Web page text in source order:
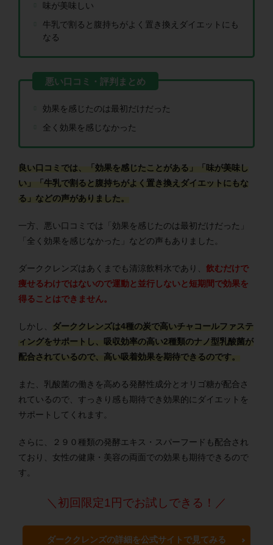
味が美味しい
牛乳で割ると腹持ちがよく置き換えダイエットにも
なる
効果を感じたのは最初だけだった
全く効果を感じなかった
良い口コミでは、「効果を感じたことがある」「味が美味し
い」「牛乳で割ると腹持ちがよく置き換えダイエットにもな
る」などの声がありました。
一方、悪い口コミでは「効果を感じたのは最初だけだった」
「全く効果を感じなかった」などの声もありました。
ダーククレンズはあくまでも清涼飲料水であり、 飲むだけで
痩せるわけではないので運動と並行しないと短期間で効果を
得ることはできません。
しかし、 ダーククレンズは4種の炭で高いチャコールファステ
ィングをサポートし、吸収効率の高い2種類のナノ型乳酸菌が
配合されているので、高い吸着効果を期待できるのです。
また、乳酸菌の働きを高める発酵性成分とオリゴ糖が配合さ
れているので、すっきり感も期待でき効果的にダイエットを
サポートしてくれます。
さらに、２９０種類の発酵エキス・スパーフードも配合され
ており、女性の健康・美容の両面での効果も期待できるので
す。
＼初回限定1円でお試しできる！／
ダーククレンズの詳細を公式サイトで見てみる